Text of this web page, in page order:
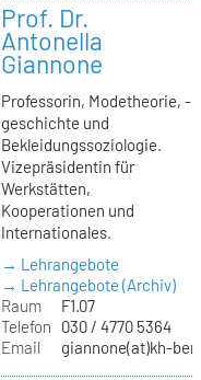
Prof. Dr.
Antonella
Giannone
Professorin, Modetheorie, -
geschichte und
Bekleidungssoziologie.
Vizepräsidentin für
Werkstätten,
Kooperationen und
Internationales.
→ Lehrangebote
→ Lehrangebote (Archiv)
Raum
F1.07
Telefon
030 / 4770 5364
Email
giannone(at)kh-